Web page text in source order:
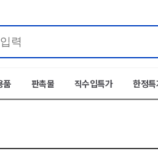
품 판촉물 직수입특가 한정